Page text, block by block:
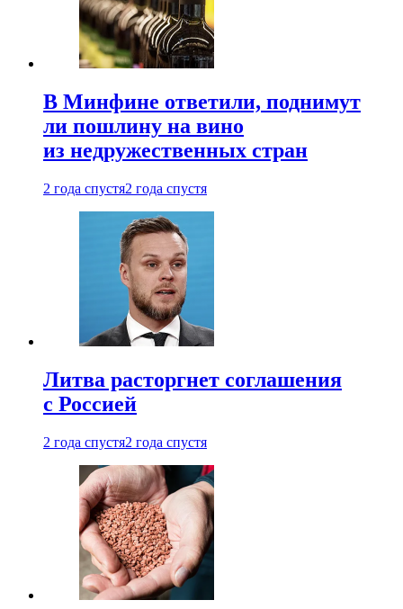
В Минфине ответили, поднимут
ли пошлину на вино
из недружественных стран
2 года спустя2 года спустя
Литва расторгнет соглашения
с Россией
2 года спустя2 года спустя